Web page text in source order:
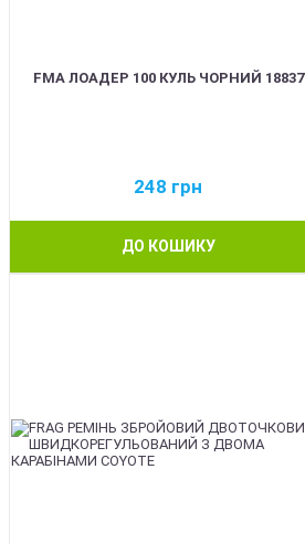
FMA ЛОАДЕР 100 КУЛЬ ЧОРНИЙ 18837
248 грн
ДО КОШИКУ